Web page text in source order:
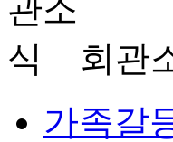
회관
가족갈